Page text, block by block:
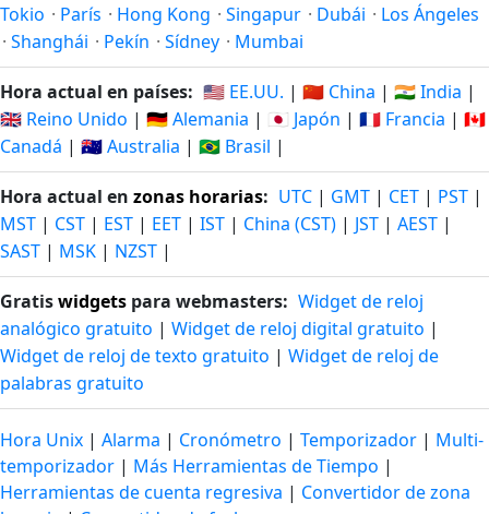
Tokio · París · Hong Kong · Singapur · Dubái · Los Ángeles
· Shanghái · Pekín · Sídney · Mumbai
Hora actual en países: 🇺🇸 EE.UU. | 🇨🇳 China | 🇮🇳 India |
🇬🇧 Reino Unido | 🇩🇪 Alemania | 🇯🇵 Japón | 🇫🇷 Francia | 🇨🇦
Canadá | 🇦🇺 Australia | 🇧🇷 Brasil |
Hora actual en zonas horarias: UTC | GMT | CET | PST |
MST | CST | EST | EET | IST | China (CST) | JST | AEST |
SAST | MSK | NZST |
Gratiswidgets para webmasters: Widget de reloj
analógico gratuito | Widget de reloj digital gratuito |
Widget de reloj de texto gratuito | Widget de reloj de
palabras gratuito
Hora Unix | Alarma | Cronómetro | Temporizador | Multi-
temporizador | Más Herramientas de Tiempo |
Herramientas de cuenta regresiva | Convertidor de zona